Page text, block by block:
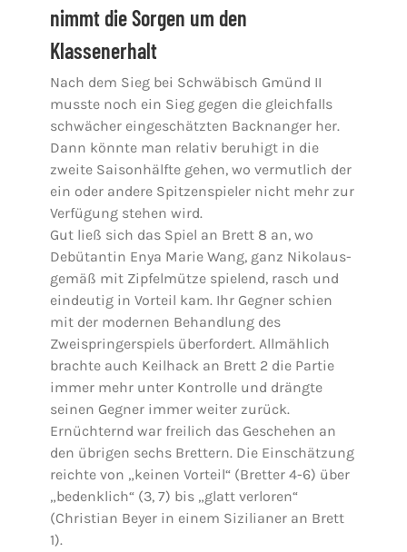
nimmt die Sorgen um den
Klassenerhalt
Nach dem Sieg bei Schwäbisch Gmünd II
musste noch ein Sieg gegen die gleichfalls
schwächer eingeschätzten Backnanger her.
Dann könnte man relativ beruhigt in die
zweite Saisonhälfte gehen, wo vermutlich der
ein oder andere Spitzenspieler nicht mehr zur
Verfügung stehen wird.
Gut ließ sich das Spiel an Brett 8 an, wo
Debütantin Enya Marie Wang, ganz Nikolaus-
gemäß mit Zipfelmütze spielend, rasch und
eindeutig in Vorteil kam. Ihr Gegner schien
mit der modernen Behandlung des
Zweispringerspiels überfordert. Allmählich
brachte auch Keilhack an Brett 2 die Partie
immer mehr unter Kontrolle und drängte
seinen Gegner immer weiter zurück.
Ernüchternd war freilich das Geschehen an
den übrigen sechs Brettern. Die Einschätzung
reichte von „keinen Vorteil“ (Bretter 4-6) über
„bedenklich“ (3, 7) bis „glatt verloren“
(Christian Beyer in einem Sizilianer an Brett
1).